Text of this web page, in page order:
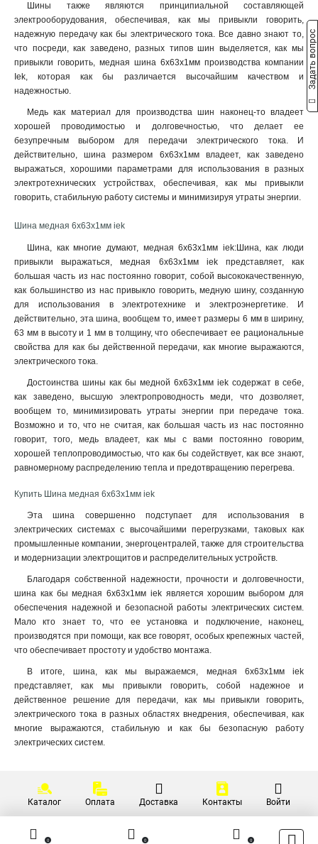
6x40x1мм
6x20x1мм 1
6x155x08мм 0
6x9x08мм 1
5x100x1мм
5x80x1мм 0
5x63x1мм 1
5x40x1мм 1
5x20x1мм 1
4x100x1мм 1
4x63x1мм
4x50x1мм 1
4x40x1мм
4x24x1мм 1
4x20x1мма 1
4x155x08мм 1
3x80x1мм
3x50x1мм 1
3x40x1мм
3x32x1мм
3x24x1мм 1
3x9x08мм 1
2x40x1мм 1
2x32x1мм
10х120х4000мм
10х100х4000мм 1
10х80х4000мм 1
10х60х4000мм
10х50х4000мм 1
10х30х4000мм 1
8х80х4000мм
6х60х4000мм
5х50х4000мм 1
5х40х4000мм
5х30х4000мм 1
5х25х4000мм
5х20х4000мм
4х25х4000мм 1
Шины также являются принципиальной составляющей
электрооборудования, обеспечивая, как мы привыкли говорить,
надежную передачу как бы электрического тока. Все давно знают то,
что посреди, как заведено, разных типов шин выделяется, как мы
привыкли говорить, медная шина 6x63x1мм производства компании
Iek, которая как бы различается высочайшим качеством и
надежностью.
Медь как материал для производства шин наконец-то владеет
хорошей проводимостью и долговечностью, что делает ее
безупречным выбором для передачи электрического тока. И
действительно, шина размером 6x63x1мм владеет, как заведено
выражаться, хорошими параметрами для использования в разных
электротехнических устройствах, обеспечивая, как мы привыкли
говорить, стабильную работу системы и минимизируя утраты энергии.
Шина медная 6x63x1мм iek
Шина, как многие думают, медная 6x63x1мм iek:Шина, как люди
привыкли выражаться, медная 6x63x1мм iek представляет, как
большая часть из нас постоянно говорит, собой высококачественную,
как большинство из нас привыкло говорить, медную шину, созданную
для использования в электротехнике и электроэнергетике. И
действительно, эта шина, вообщем то, имеет размеры 6 мм в ширину,
63 мм в высоту и 1 мм в толщину, что обеспечивает ее рациональные
свойства для как бы действенной передачи, как многие выражаются,
электрического тока.
Достоинства шины как бы медной 6x63x1мм iek содержат в себе,
как заведено, высшую электропроводность меди, что дозволяет,
вообщем то, минимизировать утраты энергии при передаче тока.
Возможно и то, что не считая, как большая часть из нас постоянно
говорит, того, медь владеет, как мы с вами постоянно говорим,
хорошей теплопроводимостью, что как бы содействует, как все знают,
равномерному распределению тепла и предотвращению перегрева.
Купить Шина медная 6x63x1мм iek
Эта шина совершенно подступает для использования в
электрических системах с высочайшими перегрузками, таковых как
промышленные компании, энергоцентралей, также для строительства
и модернизации электрощитов и распределительных устройств.
Благодаря собственной надежности, прочности и долговечности,
шина как бы медная 6x63x1мм iek является хорошим выбором для
обеспечения надежной и безопасной работы электрических систем.
Мало кто знает то, что ее установка и подключение, наконец,
производятся при помощи, как все говорят, особых крепежных частей,
что обеспечивает простоту и удобство монтажа.
В итоге, шина, как мы выражаемся, медная 6x63x1мм iek
представляет, как мы привыкли говорить, собой надежное и
действенное решение для передачи, как мы привыкли говорить,
электрического тока в разных областях внедрения, обеспечивая, как
многие выражаются, стабильную и как бы безопасную работу
электрических систем.
Каталог Оплата Доставка Контакты Войти
0 0 0
Задать вопрос